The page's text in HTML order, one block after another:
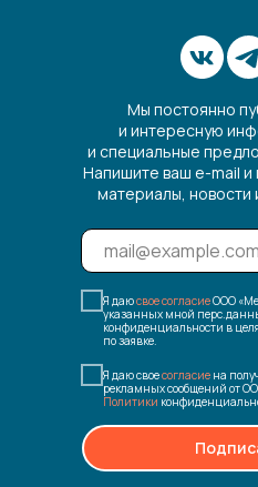
Мы постоянно
и интересную
и специальные
Напишите ваш e-mail и
материалы, новости
Я даюсвое согласиеООО
указанных мной
конфиденциальности в
по заявке.
Я даю своесогласие на
рекламных сообщений от
Политики